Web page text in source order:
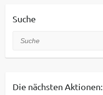
Suche
Suche
Die nächsten Aktionen: